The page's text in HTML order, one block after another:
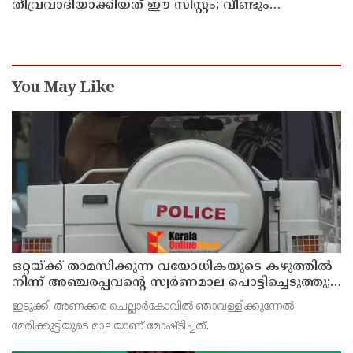
തീവ്രവാദിയാക്കിയത് ഈ സിസ്റ്റം; വീണ്ടും
You May Like
ഒറ്റയ്ക്ക് താമസിക്കുന്ന വയോധികയുടെ കഴുത്തില്‍
നിന്ന് അഞ്ചരപ്പവന്റെ സ്വര്‍ണമാല പൊട്ടിച്ചെടുത്തു;
പ്രതി പിടിയില്‍
ഇടുക്കി അണക്കര ചെല്ലാര്‍കോവില്‍ ഞാവള്ളിക്കുന്നേല്‍
മേരിക്കുട്ടിയുടെ മാലയാണ് മോഷ്ടിച്ചത്.